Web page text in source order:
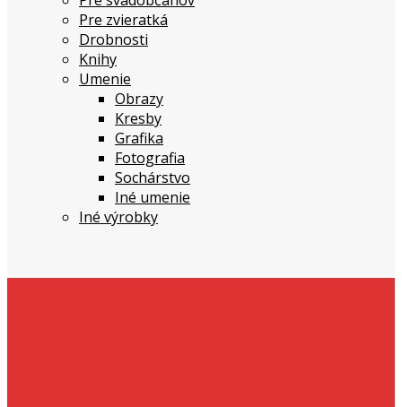
Pre zvieratká
Drobnosti
Knihy
Umenie
Obrazy
Kresby
Grafika
Fotografia
Sochárstvo
Iné umenie
Iné výrobky